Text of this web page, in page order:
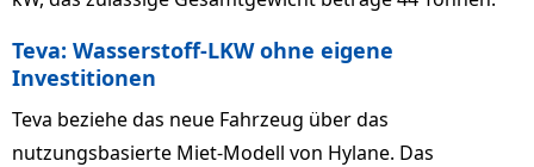
Teva: Wasserstoff-LKW ohne eigene
Investitionen
Teva beziehe das neue Fahrzeug über das
nutzungsbasierte Miet-Modell von Hylane. Das